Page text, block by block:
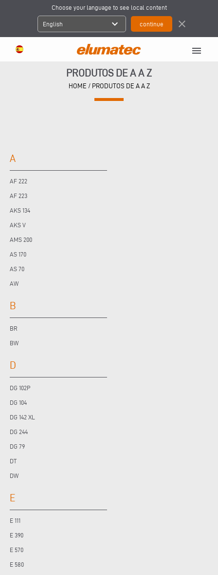
Choose your language to see local content
English expand_more close
menu
PRODUTOS DE A A Z
HOME / PRODUTOS DE A A Z
A
AF 222
AF 223
AKS 134
AKS V
AMS 200
AS 170
AS 70
AW
B
BR
BW
D
DG 102P
DG 104
DG 142 XL
DG 244
DG 79
DT
DW
E
E 111
E 390
E 570
E 580